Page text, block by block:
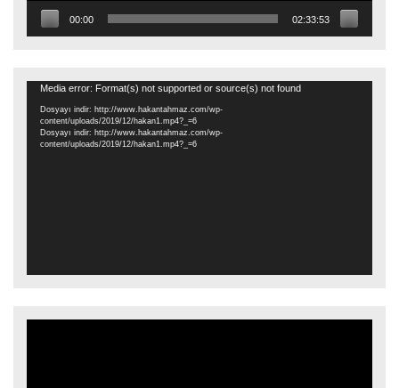
00:00 02:33:53
Video
oynatıcı
Media error: Format(s) not supported or source(s) not found
Dosyayı indir: http://www.hakantahmaz.com/wp-
content/uploads/2019/12/hakan1.mp4?_=6
Dosyayı indir: http://www.hakantahmaz.com/wp-
content/uploads/2019/12/hakan1.mp4?_=6